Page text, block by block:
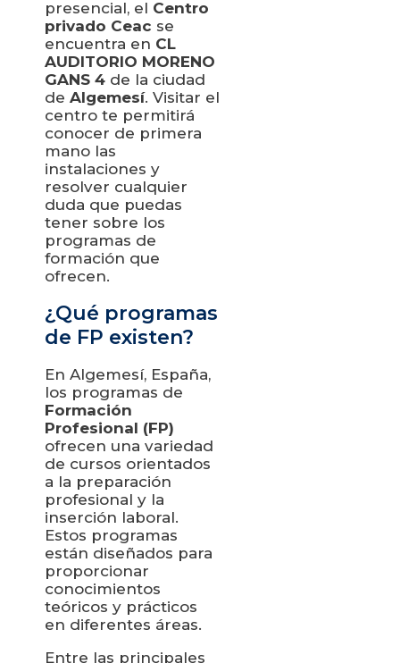
presencial, el Centro
privado Ceac se
encuentra en CL
AUDITORIO MORENO
GANS 4 de la ciudad
de Algemesí. Visitar el
centro te permitirá
conocer de primera
mano las
instalaciones y
resolver cualquier
duda que puedas
tener sobre los
programas de
formación que
ofrecen.
¿Qué programas
de FP existen?
En Algemesí, España,
los programas de
Formación
Profesional (FP)
ofrecen una variedad
de cursos orientados
a la preparación
profesional y la
inserción laboral.
Estos programas
están diseñados para
proporcionar
conocimientos
teóricos y prácticos
en diferentes áreas.
Entre las principales